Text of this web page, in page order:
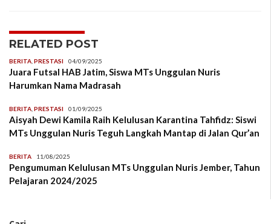
RELATED POST
BERITA PRESTASI 04/09/2025
Juara Futsal HAB Jatim, Siswa MTs Unggulan Nuris
Harumkan Nama Madrasah
BERITA PRESTASI 01/09/2025
Aisyah Dewi Kamila Raih Kelulusan Karantina Tahfidz: Siswi
MTs Unggulan Nuris Teguh Langkah Mantap di Jalan Qur’an
BERITA 11/08/2025
Pengumuman Kelulusan MTs Unggulan Nuris Jember, Tahun
Pelajaran 2024/2025